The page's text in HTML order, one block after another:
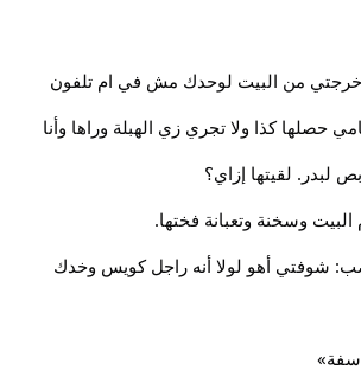
من البيت لوحدك مش في ام تلفون
حصلها كذا ولا تجري زي الهبلة وراها وأنا
لبدر. لقيتها إزاي؟
وسخنة وتعبانة فختها.
شوفتي أهو لولا أنه راجل كويس وخدك